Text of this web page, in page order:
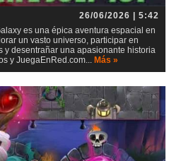
26/06/2026 | 5:42
es una épica aventura espacial en
un vasto universo, participar en
y desentrañar una apasionante historia
y JuegaEnRed.com... Más »